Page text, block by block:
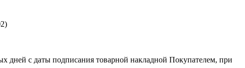
дней с даты подписания товарной накладной Покупателем, при